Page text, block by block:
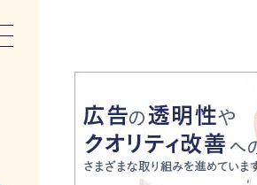
トップ
ユーザーの声